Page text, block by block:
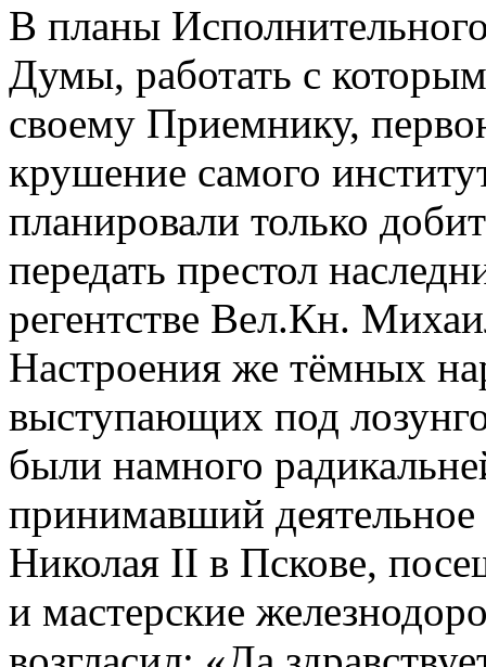
В планы
Думы, работать с
своему Приемнику,
крушение самого
планировали только
передать престол
регентстве Вел.Кн.
Настроения же тёмных
выступающих под
были намного
принимавший деятельное
Николая II в Пскове,
и мастерские